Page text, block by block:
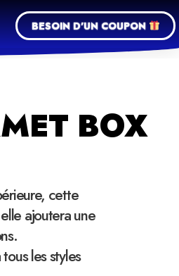
BESOIN D'UN COUPON
BOX
cette
ajoutera une
les styles